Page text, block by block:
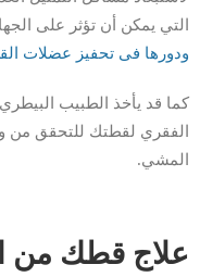
التي يمكن أن تؤثر على
ودورها فى تحفيز عضلات
كما قد يأخذ الطبيب
الفقري لقطتك للتحقق من
المشي.
علاج قطك من